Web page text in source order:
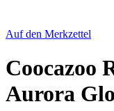
Auf den Merkzettel
Coocazoo
Aurora